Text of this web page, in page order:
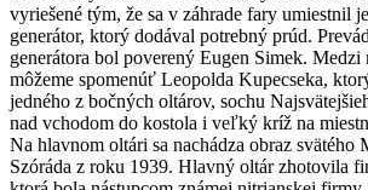
vyriešené tým, že sa v záhrade fary umiestnil
generátor, ktorý dodával potrebný prúd.
generátora bol poverený Eugen Simek. Medzi
môžeme spomenúť Leopolda Kupecseka,
jedného z bočných oltárov, sochu
nad vchodom do kostola i veľký kríž na
Na hlavnom oltári sa nachádza obraz svätého
Szóráda z roku 1939. Hlavný oltár zhotovila